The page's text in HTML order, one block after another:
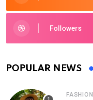
Followers
POPULAR NEWS
FASHION